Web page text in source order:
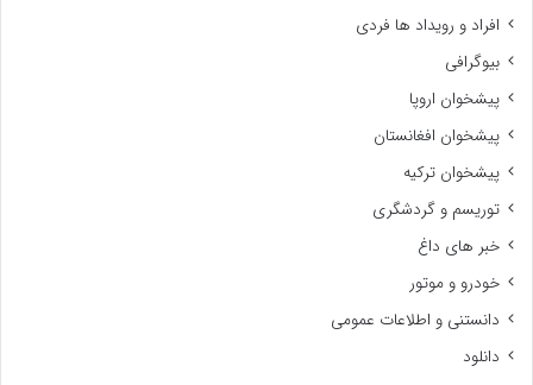
افراد و رویداد ها فردی
بیوگرافی
پیشخوان اروپا
پیشخوان افغانستان
پیشخوان ترکیه
توریسم و گردشگری
خبر های داغ
خودرو و موتور
دانستنی و اطلاعات عمومی
دانلود